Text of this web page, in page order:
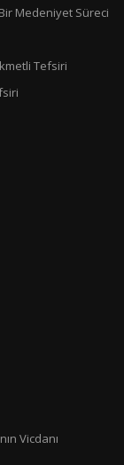
Medeniyet Süreci
Tefsiri
Vicdanı